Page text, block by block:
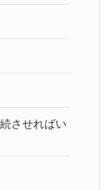
させればい